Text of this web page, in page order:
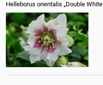
Helleborus orientalis „Double